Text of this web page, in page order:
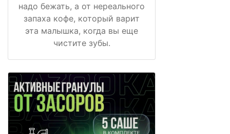
надо бежать, а от нереального
запаха кофе, который варит
эта малышка, когда вы еще
чистите зубы.